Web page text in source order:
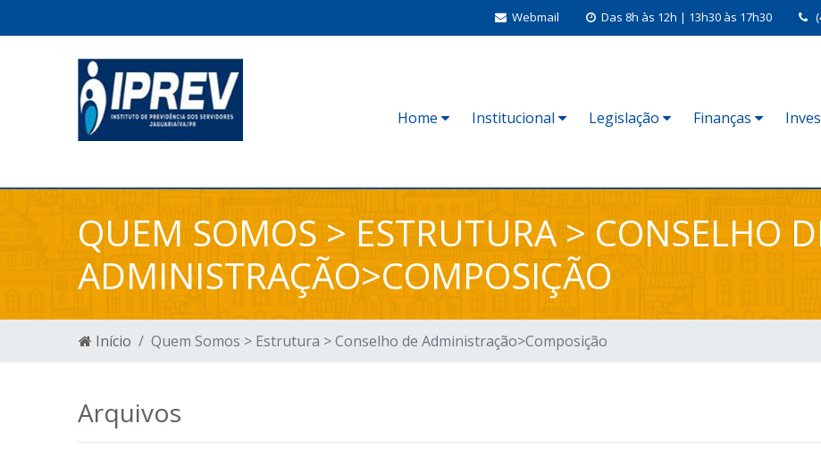
Das 8h às 12h | 13h30 às 17h30
Webmail
Home Institucional Legislação Finanças
QUEM SOMOS > ESTRUTURA > CONSELHO
ADMINISTRAÇÃO>COMPOSIÇÃO
Início Quem Somos > Estrutura > Conselho de Administração>Composição
Arquivos